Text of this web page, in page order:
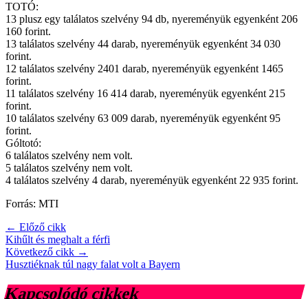
TOTÓ:
13 plusz egy találatos szelvény 94 db, nyereményük egyenként 206
160 forint.
13 találatos szelvény 44 darab, nyereményük egyenként 34 030
forint.
12 találatos szelvény 2401 darab, nyereményük egyenként 1465
forint.
11 találatos szelvény 16 414 darab, nyereményük egyenként 215
forint.
10 találatos szelvény 63 009 darab, nyereményük egyenként 95
forint.
Góltotó:
6 találatos szelvény nem volt.
5 találatos szelvény nem volt.
4 találatos szelvény 4 darab, nyereményük egyenként 22 935 forint.
Forrás: MTI
← Előző cikk
Kihűlt és meghalt a férfi
Következő cikk →
Husztiéknak túl nagy falat volt a Bayern
Kapcsolódó cikkek